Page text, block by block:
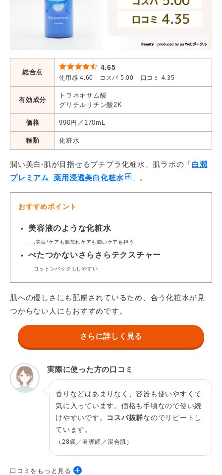
エトヴォス
薬用 ホワイトニングク
リアセラムW
▶公式サイトを見る
5,940円／50mL
15位
ダーマファクトリー
トラネキサム酸
▶公式サイトを見る
4.26
シンプ
韓国ク
16位
薬用ホワイトニングク
リアローションEX
▶公式サイトを見る
17位
無印良品
エイジングケア
▶公式サイトを見る
イプサ
▶公式サイトを見る
大人の
防ぐ
ホワイト アドバンスド
ローション
▶公式サイトを見る
4,180円／130mL
弾む
dプログラム
ブライトニングクリア
ローション MB
めな化
総合点
4.65
使用感 4.60 コスパ 5.00 口コミ 4.35
有効成分
トラネキサム酸
グリチルリチン酸2K
価格 990円／170mL
種類 化粧水
潤い美白 *肌が目指せるプチプラ化粧水、肌ラボの「白潤
プレミアム 薬用浸透美白化粧水
」。
おすすめポイント
美容液のような化粧水
....美白*ケアも肌荒れケアも潤いケアも担う
べたつかないさらさらテクスチャー
...コットンパックもしやすい
肌への優しさにも配慮されているため、合う化粧水が見
つからない人にもおすすめです。
さらに詳しく見る
実際に使った方の口コミ
香りなどはあまりなく、容器も使いやすくて
気に入っています。価格も手頃なので使い続
けやすいです。
コスパ抜群なのでリピートし
ています。
（28歳／看護師／混合肌）
口コミをもっと見る